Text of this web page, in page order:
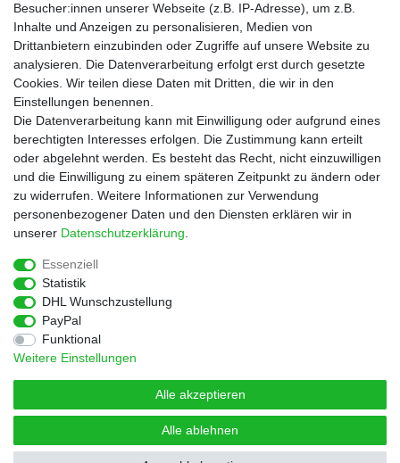
Informationen
Zahlungsarten
Versandkosten
Service
Rezepte
Newsletter
Blog
Choco Patiss
|
Besucher:innen unserer Webseite (z.B. IP-Adresse), um z.B.
Inhalte und Anzeigen zu personalisieren, Medien von
Drittanbietern einzubinden oder Zugriffe auf unsere Website zu
analysieren. Die Datenverarbeitung erfolgt erst durch gesetzte
Cookies. Wir teilen diese Daten mit Dritten, die wir in den
Einstellungen benennen.
Die Datenverarbeitung kann mit Einwilligung oder aufgrund eines
berechtigten Interesses erfolgen. Die Zustimmung kann erteilt
oder abgelehnt werden. Es besteht das Recht, nicht einzuwilligen
und die Einwilligung zu einem späteren Zeitpunkt zu ändern oder
zu widerrufen. Weitere Informationen zur Verwendung
personenbezogener Daten und den Diensten erklären wir in
unserer Daten­schutz­erklärung
Essenziell
Statistik
DHL Wunschzustellung
PayPal
Funktional
Weitere Einstellungen
Alle akzeptieren
Alle ablehnen